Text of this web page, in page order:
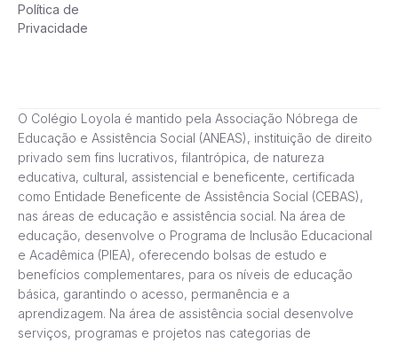
Política de
Privacidade
O Colégio Loyola é mantido pela Associação Nóbrega de
Educação e Assistência Social (ANEAS), instituição de direito
privado sem fins lucrativos, filantrópica, de natureza
educativa, cultural, assistencial e beneficente, certificada
como Entidade Beneficente de Assistência Social (CEBAS),
nas áreas de educação e assistência social. Na área de
educação, desenvolve o Programa de Inclusão Educacional
e Acadêmica (PIEA), oferecendo bolsas de estudo e
benefícios complementares, para os níveis de educação
básica, garantindo o acesso, permanência e a
aprendizagem. Na área de assistência social desenvolve
serviços, programas e projetos nas categorias de